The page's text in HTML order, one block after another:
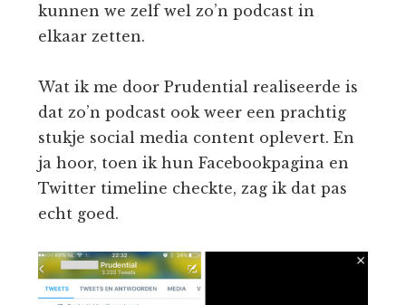
kunnen we zelf wel zo’n podcast in
elkaar zetten.
Wat ik me door Prudential realiseerde is
dat zo’n podcast ook weer een prachtig
stukje social media content oplevert. En
ja hoor, toen ik hun Facebookpagina en
Twitter timeline checkte, zag ik dat pas
echt goed.